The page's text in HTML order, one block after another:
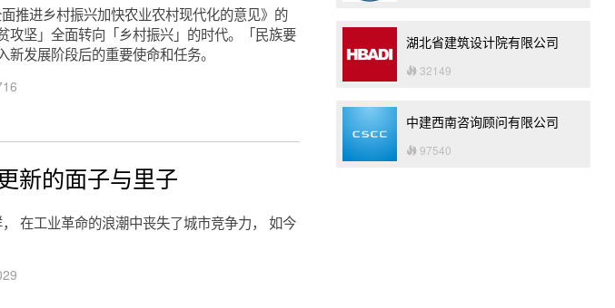
推进乡村振兴加快农业农村现代化的意见》的
坚」全面转向「乡村振兴」的时代。「民族要
发展阶段后的重要使命和任务。
新的面子与里子
在工业革命的浪潮中丧失了城市竞争力， 如今
湖北省建筑设计院有限公司
32149
中建西南咨询顾问有限公司
97540